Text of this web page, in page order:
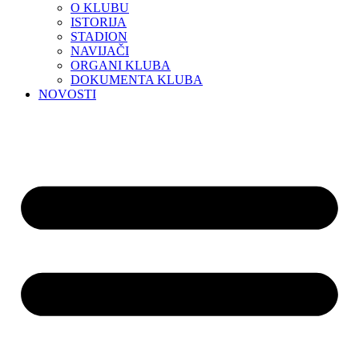
O KLUBU
ISTORIJA
STADION
NAVIJAČI
ORGANI KLUBA
DOKUMENTA KLUBA
NOVOSTI